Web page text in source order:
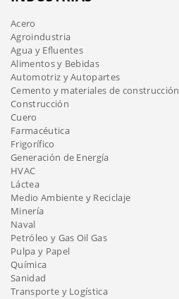
Acero
Agroindustria
Agua y Efluentes
Alimentos y Bebidas
Automotriz y Autopartes
Cemento y materiales de construcción
Construcción
Cuero
Farmacéutica
Frigorífico
Generación de Energía
HVAC
Láctea
Medio Ambiente y Reciclaje
Minería
Naval
Petróleo y Gas Oil Gas
Pulpa y Papel
Química
Sanidad
Transporte y Logística